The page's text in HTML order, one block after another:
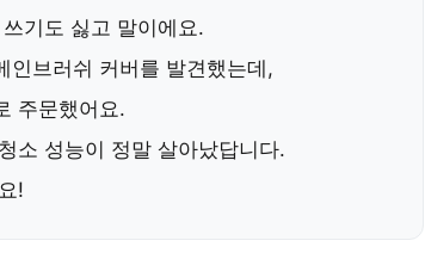
기도 싫고 말이에요.
인브러쉬 커버를 발견했는데,
주문했어요.
소 성능이 정말 살아났답니다.
!